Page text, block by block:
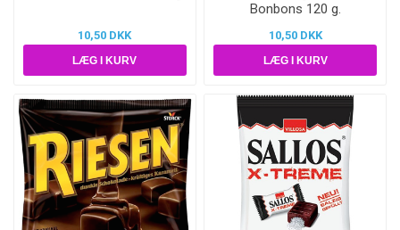
10,50 DKK
Bonbons 120 g.
10,50 DKK